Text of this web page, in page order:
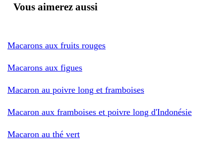
Vous aimerez aussi
Macarons aux fruits rouges
Macarons aux figues
Macaron au poivre long et framboises
Macaron aux framboises et poivre long d'Indonésie
Macaron au thé vert